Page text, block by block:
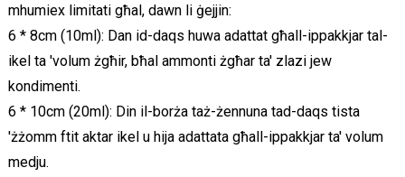
mhumiex limitati għal, dawn li ġejjin:
6 * 8cm (10ml): Dan id-daqs huwa adattat għall-ippakkjar tal-
ikel ta 'volum żgħir, bħal ammonti żgħar ta' zlazi jew
kondimenti.
6 * 10cm (20ml): Din il-borża taż-żennuna tad-daqs tista
'żżomm ftit aktar ikel u hija adattata għall-ippakkjar ta' volum
medju.